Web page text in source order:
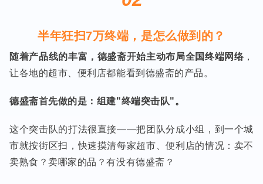
半年狂扫7万终端，是怎么做到的？
随着产品线的丰富，德盛斋开始主动布局全国终端网络，
让各地的超市、便利店都能看到德盛斋的产品。
德盛斋首先做的是：组建"终端突击队"。
这个突击队的打法很直接——把团队分成小组，到一个城
市就按街区扫，快速摸清每家超市、便利店的情况：卖不
卖熟食？卖哪家的品？有没有德盛斋？